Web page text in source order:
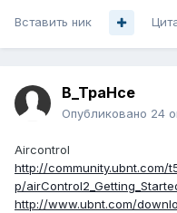
Вставить ник
B_TpaHce
Опубликовано 24
Aircontrol
http://
p/
http://www.ubnt.com/